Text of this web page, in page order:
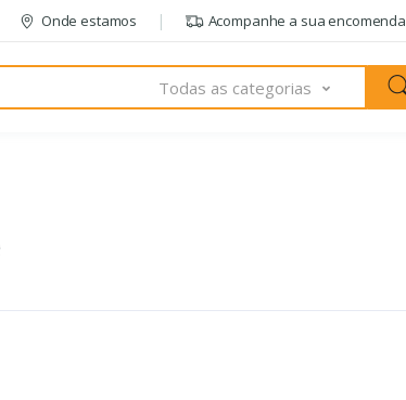
Onde estamos Acompanhe a sua encomenda
Todas as categorias